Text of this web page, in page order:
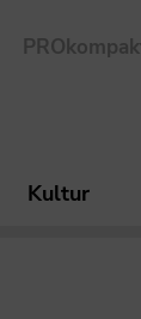
Kultur